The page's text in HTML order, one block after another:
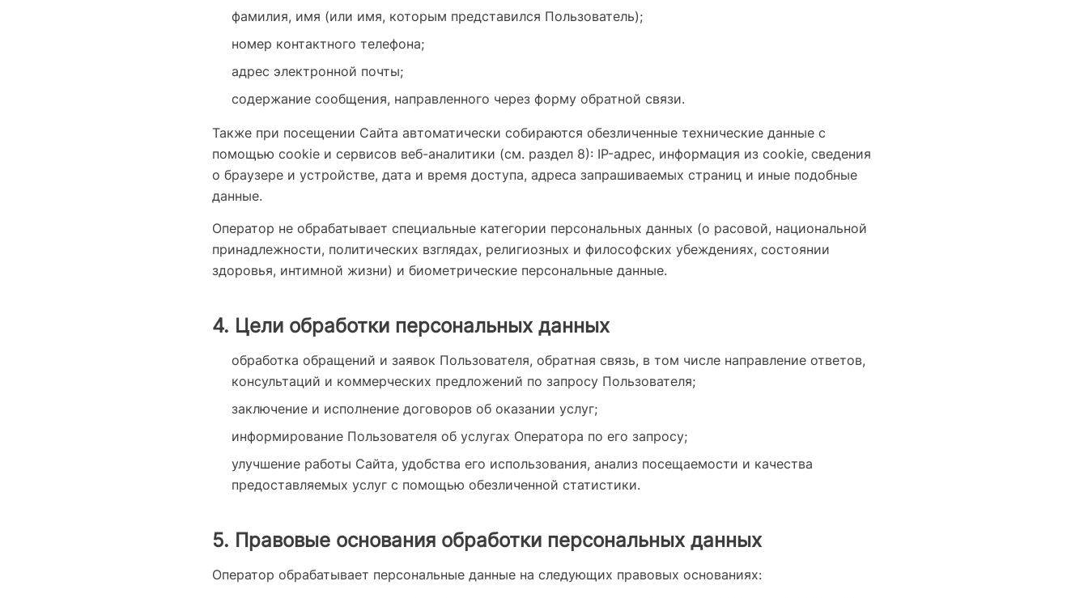
фамилия, имя (или имя, которым представился Пользователь);
номер контактного телефона;
адрес электронной почты;
содержание сообщения, направленного через форму обратной связи.
Также при посещении Сайта автоматически собираются обезличенные технические данные с
помощью cookie и сервисов веб-аналитики (см. раздел 8): IP-адрес, информация из cookie, сведения
о браузере и устройстве, дата и время доступа, адреса запрашиваемых страниц и иные подобные
данные.
Оператор не обрабатывает специальные категории персональных данных (о расовой, национальной
принадлежности, политических взглядах, религиозных и философских убеждениях, состоянии
здоровья, интимной жизни) и биометрические персональные данные.
4. Цели обработки персональных данных
обработка обращений и заявок Пользователя, обратная связь, в том числе направление ответов,
консультаций и коммерческих предложений по запросу Пользователя;
заключение и исполнение договоров об оказании услуг;
информирование Пользователя об услугах Оператора по его запросу;
улучшение работы Сайта, удобства его использования, анализ посещаемости и качества
предоставляемых услуг с помощью обезличенной статистики.
5. Правовые основания обработки персональных данных
Оператор обрабатывает персональные данные на следующих правовых основаниях: